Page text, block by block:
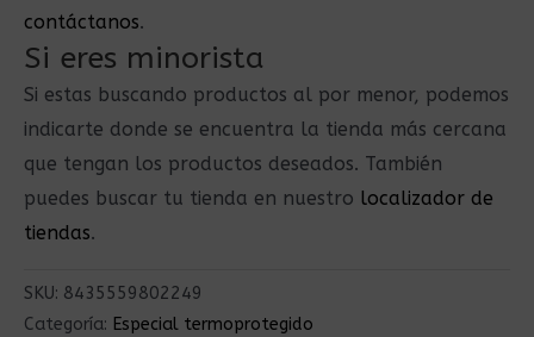
contáctanos.
Si eres minorista
Si estas buscando productos al por menor, podemos
indicarte donde se encuentra la tienda más cercana
que tengan los productos deseados. También
puedes buscar tu tienda en nuestro localizador de
tiendas.
SKU: 8435559802249
Categoría: Especial termoprotegido